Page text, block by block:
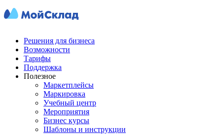
Решения для бизнеса
Возможности
Тарифы
Поддержка
Полезное
Маркетплейсы
Маркировка
Учебный центр
Мероприятия
Бизнес курсы
Шаблоны и инструкции